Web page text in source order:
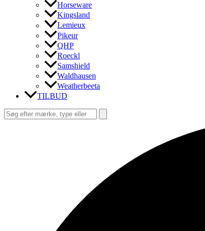
Horseware
Kingsland
Lemieux
Pikeur
QHP
Roeckl
Samshield
Waldhausen
Weatherbeeta
TILBUD
Søg
efter: